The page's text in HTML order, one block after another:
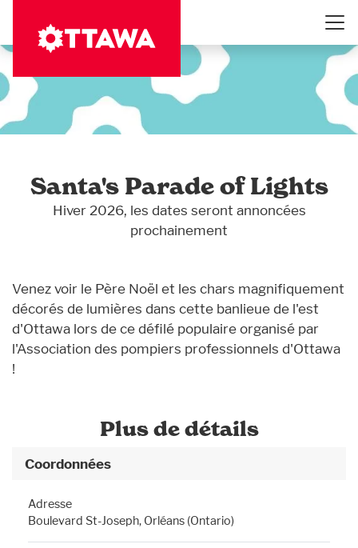
contenu
Santa's Parade of Lights
Hiver 2026, les dates seront annoncées
prochainement
Venez voir le Père Noël et les chars magnifiquement
décorés de lumières dans cette banlieue de l'est
d'Ottawa lors de ce défilé populaire organisé par
l'Association des pompiers professionnels d'Ottawa
!
Plus de détails
Coordonnées
Adresse
Boulevard St-Joseph, Orléans (Ontario)